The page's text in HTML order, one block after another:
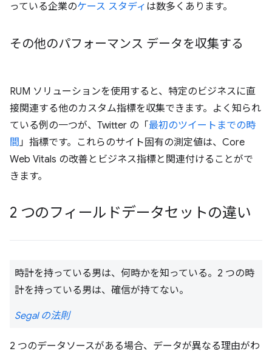
っている企業のケース スタディ は数多くあります。
その他のパフォーマンス データを収集する
RUM ソリューションを使用すると、特定のビジネスに直
接関連する他のカスタム指標を収集できます。よく知られ
ている例の一つが、Twitter の「 最初のツイートまでの時
間」指標です。これらのサイト固有の測定値は、Core
Web Vitals の改善とビジネス指標と関連付けることがで
きます。
2 つのフィールドデータセットの違い
時計を持っている男は、何時かを知っている。2 つの時
計を持っている男は、確信が持てない。
Segal の法則
2 つのデータソースがある場合、データが異なる理由がわ